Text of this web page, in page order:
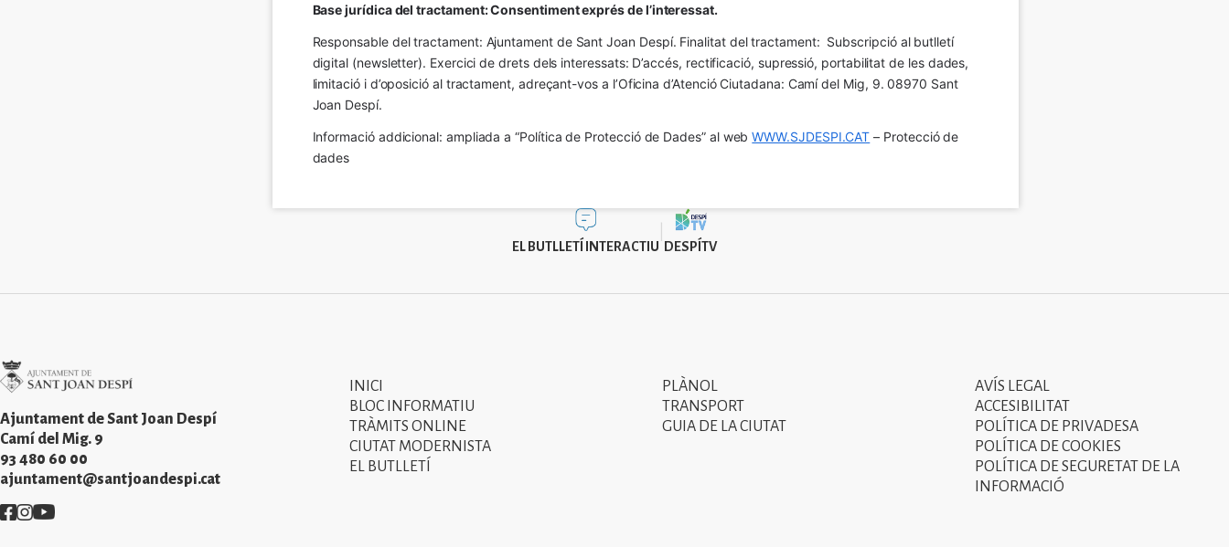
Base jurídica del tractament: Consentiment exprés de l’interessat.
Responsable del tractament: Ajuntament de Sant Joan Despí. Finalitat del tractament:  Subscripció al butlletí
digital (newsletter). Exercici de drets dels interessats: D’accés, rectificació, supressió, portabilitat de les dades,
limitació i d’oposició al tractament, adreçant-vos a l’Oficina d’Atenció Ciutadana: Camí del Mig, 9. 08970 Sant
Joan Despí.
Informació addicional: ampliada a “Política de Protecció de Dades” al web WWW.SJDESPI.CAT – Protecció de
dades
EL BUTLLETÍ INTERACTIU DESPÍTV
Imatge
Ajuntament de Sant Joan Despí
Camí del Mig. 9
93 480 60 00
ajuntament@santjoandespi.cat
Imatge
Imatge
Imatge
Primer
menú
INICI
BLOC INFORMATIU
TRÀMITS ONLINE
CIUTAT MODERNISTA
EL BUTLLETÍ
Segon
menú
PLÀNOL
TRANSPORT
GUIA DE LA CIUTAT
Tercer
menú
peu
AVÍS LEGAL
ACCESIBILITAT
POLÍTICA DE PRIVADESA
POLÍTICA DE COOKIES
POLÍTICA DE SEGURETAT DE LA
INFORMACIÓ